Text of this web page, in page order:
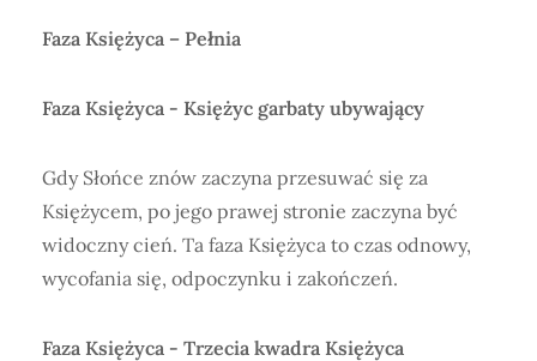
Faza Księżyca – Pełnia
Faza Księżyca - Księżyc garbaty ubywający
Gdy Słońce znów zaczyna przesuwać się za
Księżycem, po jego prawej stronie zaczyna być
widoczny cień. Ta faza Księżyca to czas odnowy,
wycofania się, odpoczynku i zakończeń.
Faza Księżyca - Trzecia kwadra Księżyca